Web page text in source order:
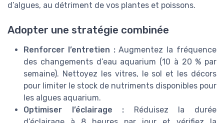
d’algues, au détriment de vos plantes et poissons.
Adopter une stratégie combinée
Renforcer l’entretien :Augmentez la fréquence
des changements d’eau aquarium (10 à 20 % par
semaine). Nettoyez les vitres, le sol et les décors
pour limiter le stock de nutriments disponibles pour
les algues aquarium.
Optimiser l’éclairage : Réduisez la durée